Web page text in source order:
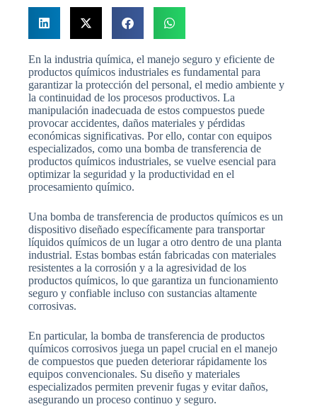
En la industria química, el manejo seguro y eficiente de
productos químicos industriales es fundamental para
garantizar la protección del personal, el medio ambiente y
la continuidad de los procesos productivos. La
manipulación inadecuada de estos compuestos puede
provocar accidentes, daños materiales y pérdidas
económicas significativas. Por ello, contar con equipos
especializados, como una bomba de transferencia de
productos químicos industriales, se vuelve esencial para
optimizar la seguridad y la productividad en el
procesamiento químico.
Una bomba de transferencia de productos químicos es un
dispositivo diseñado específicamente para transportar
líquidos químicos de un lugar a otro dentro de una planta
industrial. Estas bombas están fabricadas con materiales
resistentes a la corrosión y a la agresividad de los
productos químicos, lo que garantiza un funcionamiento
seguro y confiable incluso con sustancias altamente
corrosivas.
En particular, la bomba de transferencia de productos
químicos corrosivos juega un papel crucial en el manejo
de compuestos que pueden deteriorar rápidamente los
equipos convencionales. Su diseño y materiales
especializados permiten prevenir fugas y evitar daños,
asegurando un proceso continuo y seguro.